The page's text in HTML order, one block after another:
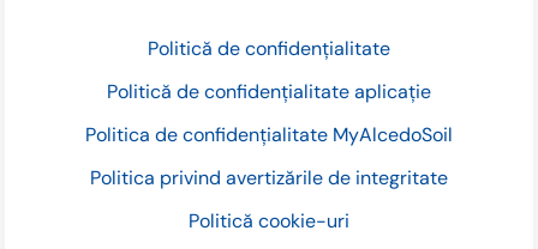
Politică de confidențialitate
Politică de confidențialitate aplicație
Politica de confidențialitate MyAlcedoSoil
Politica privind avertizările de integritate
Politică cookie-uri